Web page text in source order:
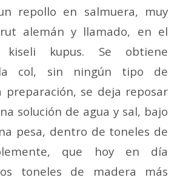
repollo en salmuera, muy
alemán y llamado, en el
kiseli kupus. Se obtiene
col, sin ningún tipo de
preparación, se deja reposar
solución de agua y sal, bajo
pesa, dentro de toneles de
que hoy en día
toneles de madera más